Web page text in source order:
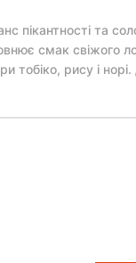
пікантності та
смак свіжого
тобіко, рису і